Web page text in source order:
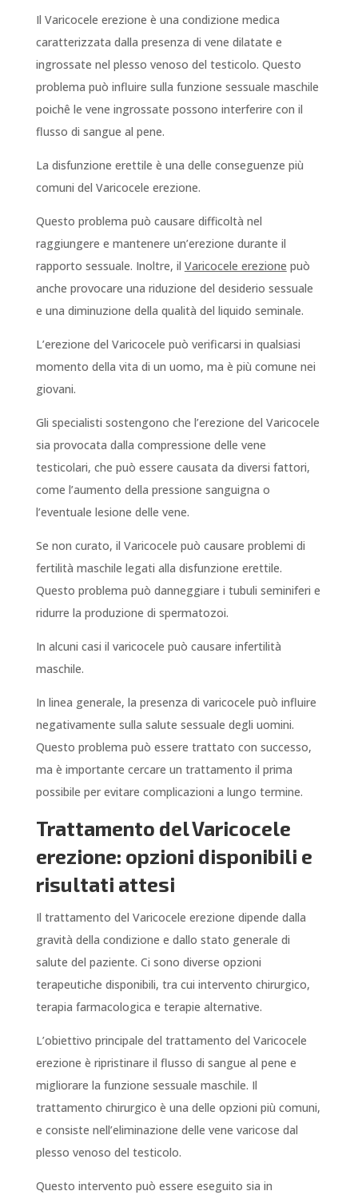
Il Varicocele erezione è una condizione medica
caratterizzata dalla presenza di vene dilatate e
ingrossate nel plesso venoso del testicolo. Questo
problema può influire sulla funzione sessuale maschile
poichê le vene ingrossate possono interferire con il
flusso di sangue al pene.
La disfunzione erettile è una delle conseguenze più
comuni del Varicocele erezione.
Questo problema può causare difficoltà nel
raggiungere e mantenere un’erezione durante il
rapporto sessuale. Inoltre, il Varicocele erezione può
anche provocare una riduzione del desiderio sessuale
e una diminuzione della qualità del liquido seminale.
L’erezione del Varicocele può verificarsi in qualsiasi
momento della vita di un uomo, ma è più comune nei
giovani.
Gli specialisti sostengono che l’erezione del Varicocele
sia provocata dalla compressione delle vene
testicolari, che può essere causata da diversi fattori,
come l’aumento della pressione sanguigna o
l’eventuale lesione delle vene.
Se non curato, il Varicocele può causare problemi di
fertilità maschile legati alla disfunzione erettile.
Questo problema può danneggiare i tubuli seminiferi e
ridurre la produzione di spermatozoi.
In alcuni casi il varicocele può causare infertilità
maschile.
In linea generale, la presenza di varicocele può influire
negativamente sulla salute sessuale degli uomini.
Questo problema può essere trattato con successo,
ma è importante cercare un trattamento il prima
possibile per evitare complicazioni a lungo termine.
Trattamento del Varicocele
erezione: opzioni disponibili e
risultati attesi
Il trattamento del Varicocele erezione dipende dalla
gravità della condizione e dallo stato generale di
salute del paziente. Ci sono diverse opzioni
terapeutiche disponibili, tra cui intervento chirurgico,
terapia farmacologica e terapie alternative.
L’obiettivo principale del trattamento del Varicocele
erezione è ripristinare il flusso di sangue al pene e
migliorare la funzione sessuale maschile. Il
trattamento chirurgico è una delle opzioni più comuni,
e consiste nell’eliminazione delle vene varicose dal
plesso venoso del testicolo.
Questo intervento può essere eseguito sia in